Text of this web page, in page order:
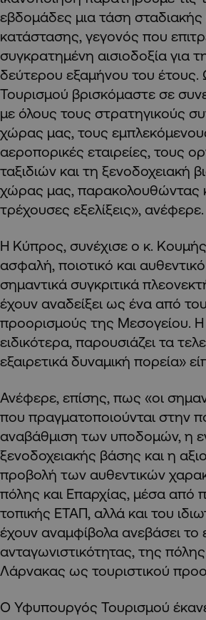
εβδομάδες μια τάση
κατάστασης, γεγονός που
συγκρατημένη αισιοδοξία για
δεύτερου εξαμήνου του
Τουρισμού βρισκόμαστε σε
με όλους τους στρατηγικούς
χώρας μας, τους
αεροπορικές εταιρείες, τους
ταξιδιών και τη ξενοδοχειακή
χώρας μας, παρακολουθώντας
τρέχουσες εξελίξεις», ανέφερε.
Η Κύπρος, συνέχισε ο κ.
ασφαλή, ποιοτικό και
σημαντικά συγκριτικά
έχουν αναδείξει ως ένα από
προορισμούς της Μεσογείου.
ειδικότερα, παρουσιάζει τα
εξαιρετικά δυναμική πορεία»
Ανέφερε, επίσης, πως «οι
που πραγματοποιούνται στην
αναβάθμιση των υποδομών, η
ξενοδοχειακής βάσης και η
προβολή των αυθεντικών
πόλης και Επαρχίας, μέσα από
τοπικής ΕΤΑΠ, αλλά και του
έχουν αναμφίβολα ανεβάσει το
ανταγωνιστικότητας, της
Λάρνακας ως τουριστικού
Ο Υφυπουργός Τουρισμού έκανε